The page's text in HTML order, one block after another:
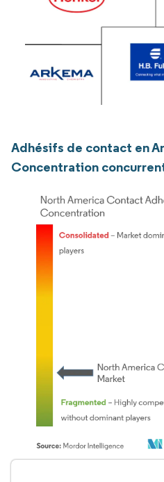
Adhésifs de contact en
Concentration